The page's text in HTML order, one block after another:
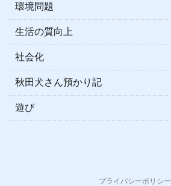
環境問題
生活の質向上
社会化
秋田犬さん預かり記
遊び
プライバシーポリシー